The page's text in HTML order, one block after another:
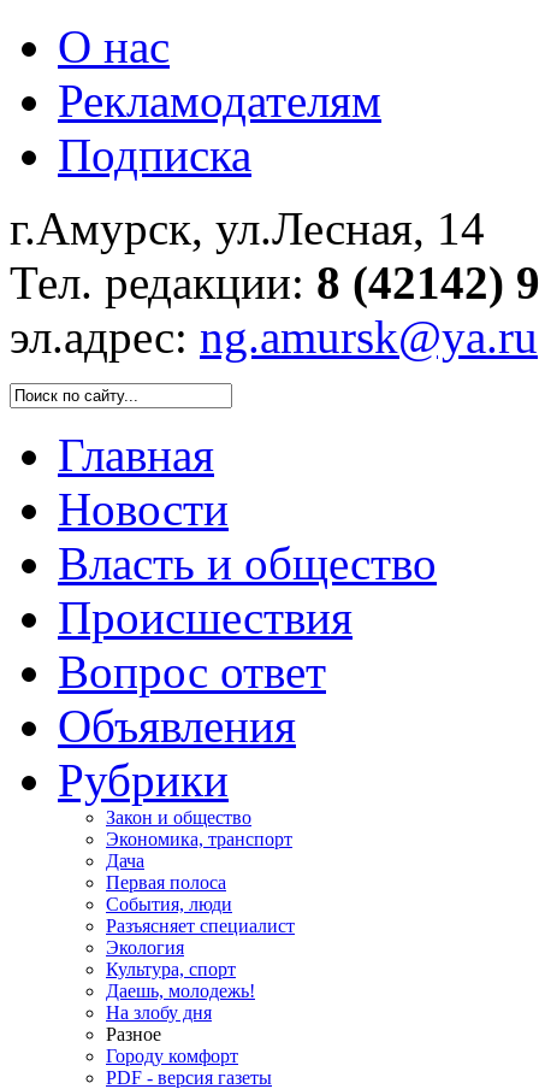
О нас
Рекламодателям
Подписка
г.Амурск, ул.Лесная, 14
Тел. редакции: 8 (42142)
эл.адрес: ng.amursk@ya.ru
Главная
Новости
Власть и общество
Происшествия
Вопрос ответ
Объявления
Рубрики
Закон и общество
Экономика, транспорт
Дача
Первая полоса
События, люди
Разъясняет специалист
Экология
Культура, спорт
Даешь, молодежь!
На злобу дня
Разное
Городу комфорт
PDF - версия газеты